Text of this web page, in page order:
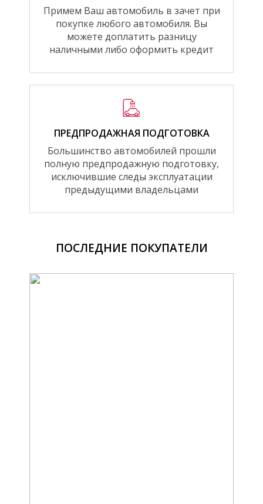
Примем Ваш автомобиль в зачет при
покупке любого автомобиля. Вы
можете доплатить разницу
наличными либо оформить кредит
ПРЕДПРОДАЖНАЯ ПОДГОТОВКА
Большинство автомобилей прошли
полную предпродажную подготовку,
исключившие следы эксплуатации
предыдущими владельцами
ПОСЛЕДНИЕ ПОКУПАТЕЛИ